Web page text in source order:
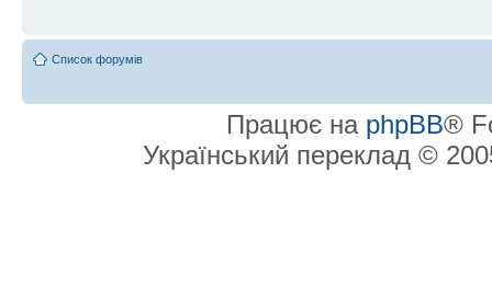
Список форумів
Працює на phpBB®
Український переклад ©